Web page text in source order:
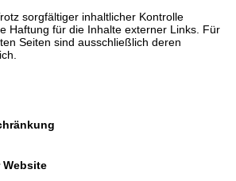
sorgfältiger inhaltlicher Kontrolle
Haftung für die Inhalte externer Links. Für
Seiten sind ausschließlich deren
Website